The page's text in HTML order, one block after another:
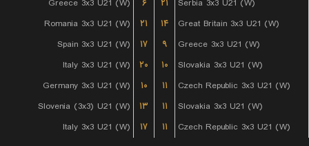
Greece 3x3 U21 (W)
۶ ۲۱
Serbia 3x3 U21 (W)
Romania 3x3 U21 (W)
۲۱ ۱۴
Great Britain 3x3 U21 (W)
Spain 3x3 U21 (W)
۱۷ ۹
Greece 3x3 U21 (W)
Italy 3x3 U21 (W)
۲۰ ۱۰
Slovakia 3x3 U21 (W)
Germany 3x3 U21 (W)
۱۰ ۱۱
Czech Republic 3x3 U21 (W)
Slovenia (3x3) U21 (W)
۱۳ ۱۱
Slovakia 3x3 U21 (W)
Italy 3x3 U21 (W)
۱۷ ۱۱ Czech Republic 3x3 U21 (W)